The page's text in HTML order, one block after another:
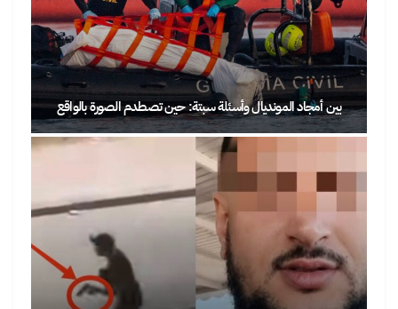
بين أمجاد المونديال وأسئلة سبتة: حين تصطدم الصورة بالواقع